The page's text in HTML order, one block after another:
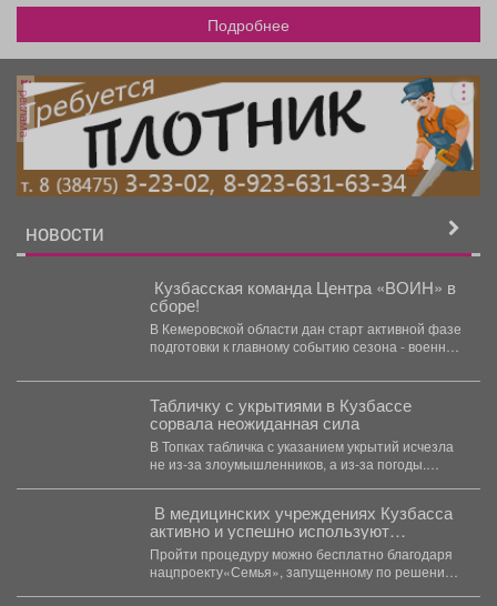
Подробнее
реклама
НОВОСТИ
️ Кузбасская команда Центра «ВОИН» в
сборе!
В Кемеровской области дан старт активной фазе
подготовки к главному событию сезона - военно-
Табличку с укрытиями в Кузбассе
сорвала неожиданная сила
В Топках табличка с указанием укрытий исчезла
не из-за злоумышленников, а из-за погоды.
В медицинских учреждениях Кузбасса
активно и успешно используют
вспомогательные репродуктивные
технологии, в том числе ЭКО
Пройти процедуру можно бесплатно благодаря
нацпроекту«Семья», запущенному по решению